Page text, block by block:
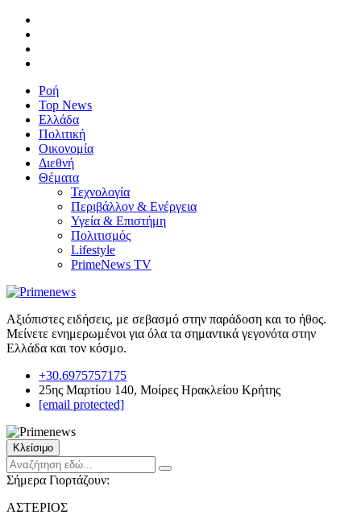
Ροή
Top News
Ελλάδα
Πολιτική
Οικονομία
Διεθνή
Θέματα
Τεχνολογία
Περιβάλλον & Ενέργεια
Υγεία & Επιστήμη
Πολιτισμός
Lifestyle
PrimeNews TV
Αξιόπιστες ειδήσεις, με σεβασμό στην παράδοση και το ήθος.
Μείνετε ενημερωμένοι για όλα τα σημαντικά γεγονότα στην
Ελλάδα και τον κόσμο.
+30.6975757175
25ης Μαρτίου 140, Μοίρες Ηρακλείου Κρήτης
[email protected]
Κλείσιμο
Σήμερα Γιορτάζουν:
ΑΣΤΕΡΙΟΣ